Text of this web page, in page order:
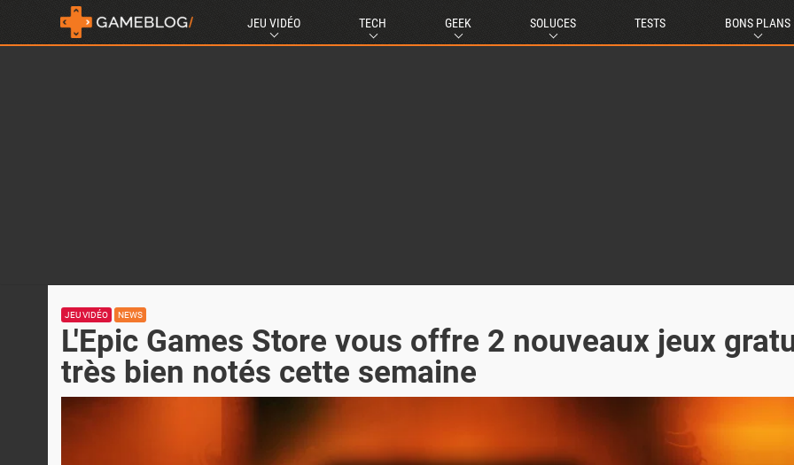
JEU VIDÉO TECH GEEK SOLUCES TESTS BONS PLANS
JEU VIDÉO NEWS
L'Epic Games Store vous offre 2 nouveaux jeux
très bien notés cette semaine